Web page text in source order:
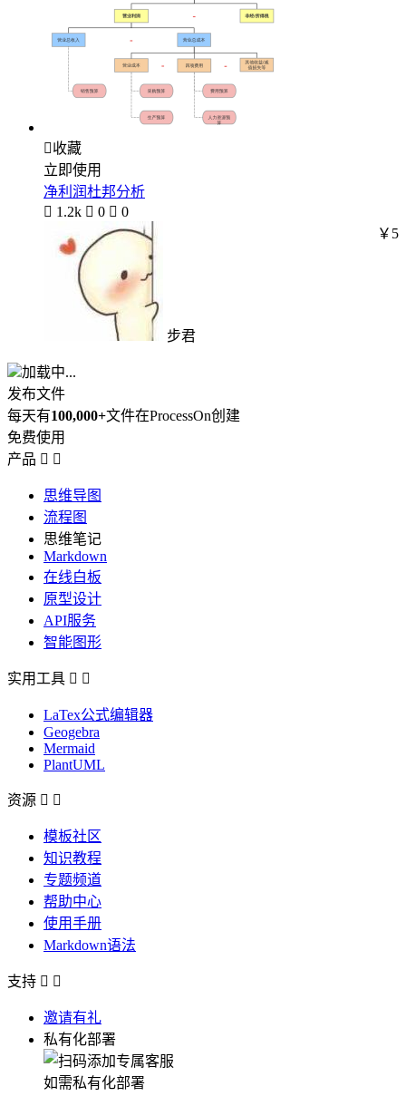
收藏
立即使用
净利润杜邦分析
 1.2k  0  0
步君
￥5
加载中...
发布文件
每天有100,000+文件在ProcessOn创建
免费使用
产品  
思维导图
流程图
思维笔记
Markdown
在线白板
原型设计
API服务
智能图形
实用工具  
LaTex公式编辑器
Geogebra
Mermaid
PlantUML
资源  
模板社区
知识教程
专题频道
帮助中心
使用手册
Markdown语法
支持  
邀请有礼
私有化部署
如需私有化部署